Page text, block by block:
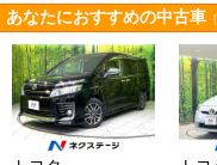
あなたにおすすめの中古車